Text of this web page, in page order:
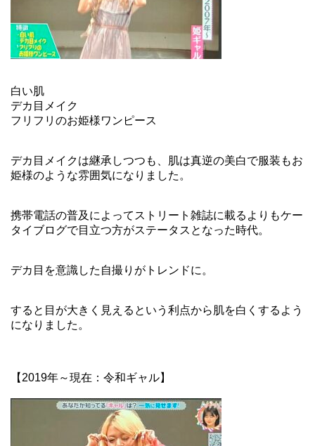
白い肌
デカ目メイク
フリフリのお姫様ワンピース
デカ目メイクは継承しつつも、肌は真逆の美白で服装もお
姫様のような雰囲気になりました。
携帯電話の普及によってストリート雑誌に載るよりもケー
タイブログで目立つ方がステータスとなった時代。
デカ目を意識した自撮りがトレンドに。
すると目が大きく見えるという利点から肌を白くするよう
になりました。
【2019年～現在：令和ギャル】